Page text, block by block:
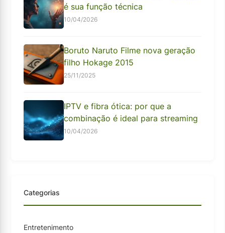
é sua função técnica
10/04/2026
Boruto Naruto Filme nova geração
filho Hokage 2015
25/11/2025
IPTV e fibra ótica: por que a
combinação é ideal para streaming
10/04/2026
Categorias
Entretenimento